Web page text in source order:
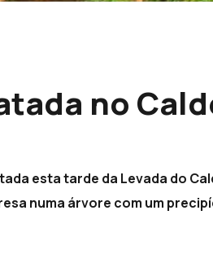
no
esta tarde da Levada do
numa árvore com um